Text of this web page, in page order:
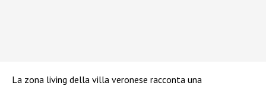
La zona living della villa veronese racconta una